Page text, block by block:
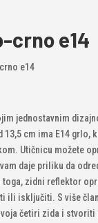
crno e14
e14
jednostavnim
cm ima E14 grlo,
Utičnicu možete
daje priliku da
toga, zidni reflektor
ili isključiti. S više
četiri zida i stvoriti